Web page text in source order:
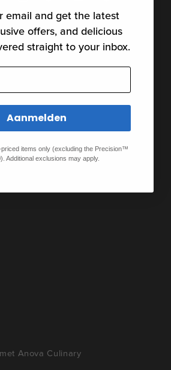
Anova Culinary
email and get the latest
offers, and delicious
straight to your inbox.
Aanmelden
items only (excluding the Precision™
Additional exclusions may apply.